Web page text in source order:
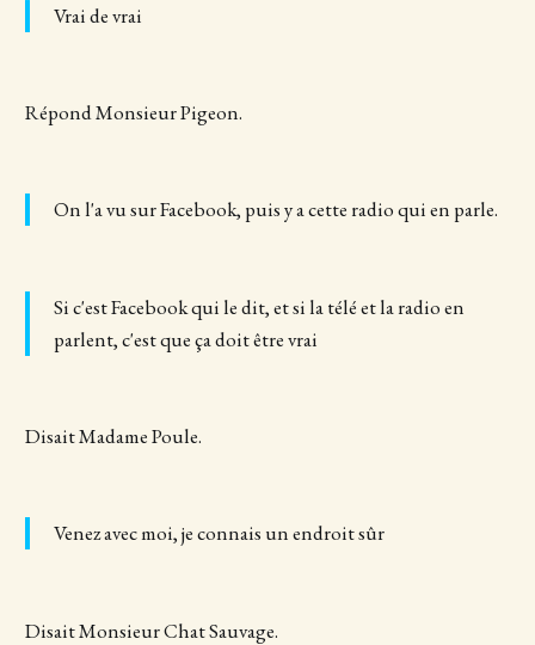
Vrai de vrai
Répond Monsieur Pigeon.
On l'a vu sur Facebook, puis y a cette radio qui en parle.
Si c'est Facebook qui le dit, et si la télé et la radio en
parlent, c'est que ça doit être vrai
Disait Madame Poule.
Venez avec moi, je connais un endroit sûr
Disait Monsieur Chat Sauvage.